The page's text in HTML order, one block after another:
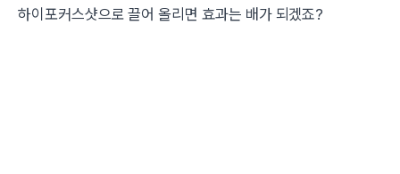
하이포커스샷으로 끌어 올리면 효과는 배가 되겠죠?